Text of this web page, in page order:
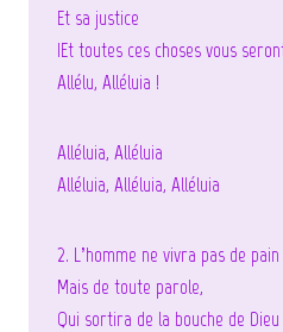
Et sa justice
IEt toutes ces choses vous
Allélu, Alléluia !
Alléluia, Alléluia
Alléluia, Alléluia, Alléluia
2. L’homme ne vivra pas de
Mais de toute parole,
Qui sortira de la bouche de Dieu